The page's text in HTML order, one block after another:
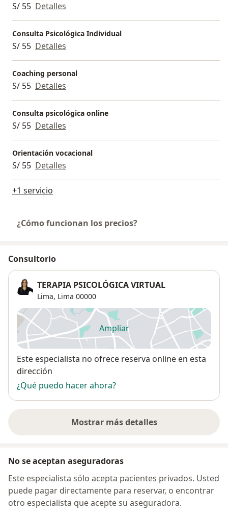
S/ 55 Detalles
Consulta Psicológica Individual
S/ 55 Detalles
Coaching personal
S/ 55 Detalles
Consulta psicológica online
S/ 55 Detalles
Orientación vocacional
S/ 55 Detalles
+1 servicio
¿Cómo funcionan los precios?
Consultorio
TERAPIA PSICOLÓGICA VIRTUAL
Lima, Lima 00000
Ampliarse abre en una nueva
Disponibilidad
Este especialista no ofrece reserva online en esta
dirección
¿Qué puedo hacer ahora?
Mostrar más detalles
sobre la dirección
No se aceptan aseguradoras
Este especialista sólo acepta pacientes privados. Usted
puede pagar directamente para reservar, o encontrar
otro especialista que acepte su aseguradora.